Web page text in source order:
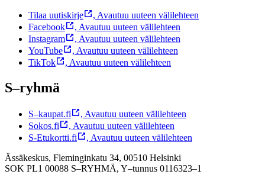
Tilaa uutiskirje , Avautuu uuteen välilehteen
Facebook
, Avautuu uuteen välilehteen
Instagram
, Avautuu uuteen välilehteen
YouTube
, Avautuu uuteen välilehteen
TikTok
, Avautuu uuteen välilehteen
S–ryhmä
S–kaupat.fi , Avautuu uuteen välilehteen
Sokos.fi
, Avautuu uuteen välilehteen
S-Etukortti.fi
, Avautuu uuteen välilehteen
Ässäkeskus, Fleminginkatu 34, 00510 Helsinki
SOK PL1 00088 S–RYHMÄ, Y–tunnus 0116323–1